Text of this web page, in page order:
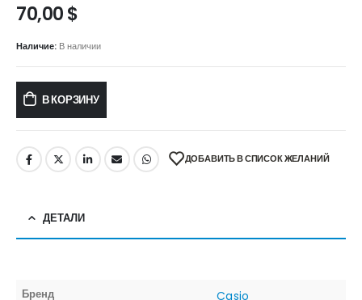
70,00$
Наличие: В наличии
В КОРЗИНУ
ДОБАВИТЬ В СПИСОК ЖЕЛАНИЙ
ДЕТАЛИ
Бренд Casio